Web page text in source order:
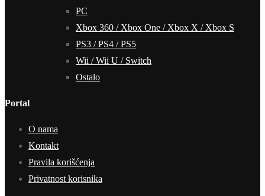
PC
Xbox 360 / Xbox One / Xbox X / Xbox S
PS3 / PS4 / PS5
Wii / Wii U / Switch
Ostalo
Portal
O nama
Kontakt
Pravila korišćenja
Privatnost korisnika